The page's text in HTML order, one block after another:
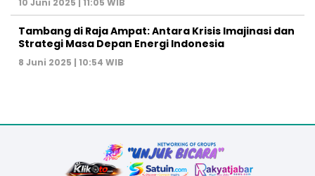
Tambang di Raja Ampat: Antara Krisis Imajinasi dan
Strategi Masa Depan Energi Indonesia
8 Juni 2025 | 10:54 WIB